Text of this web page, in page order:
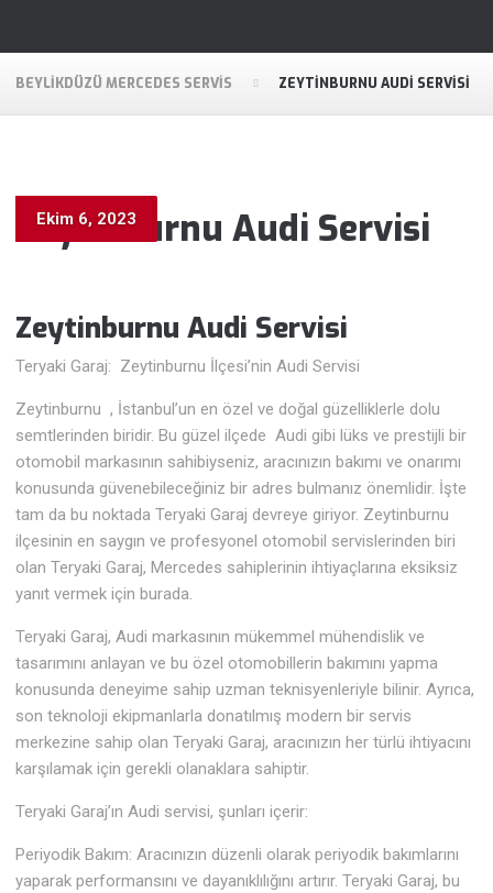
BEYLIKDÜZÜ MERCEDES SERVIS ZEYTINBURNU AUDI SERVISI
Zeytinburnu Audi Servisi
Ekim 6, 2023
Zeytinburnu Audi Servisi
Teryaki Garaj: Zeytinburnu İlçesi’nin Audi Servisi
Zeytinburnu , İstanbul’un en özel ve doğal güzelliklerle dolu
semtlerinden biridir. Bu güzel ilçede Audi gibi lüks ve prestijli bir
otomobil markasının sahibiyseniz, aracınızın bakımı ve onarımı
konusunda güvenebileceğiniz bir adres bulmanız önemlidir. İşte
tam da bu noktada Teryaki Garaj devreye giriyor. Zeytinburnu
ilçesinin en saygın ve profesyonel otomobil servislerinden biri
olan Teryaki Garaj, Mercedes sahiplerinin ihtiyaçlarına eksiksiz
yanıt vermek için burada.
Teryaki Garaj, Audi markasının mükemmel mühendislik ve
tasarımını anlayan ve bu özel otomobillerin bakımını yapma
konusunda deneyime sahip uzman teknisyenleriyle bilinir. Ayrıca,
son teknoloji ekipmanlarla donatılmış modern bir servis
merkezine sahip olan Teryaki Garaj, aracınızın her türlü ihtiyacını
karşılamak için gerekli olanaklara sahiptir.
Teryaki Garaj’ın Audi servisi, şunları içerir:
Periyodik Bakım: Aracınızın düzenli olarak periyodik bakımlarını
yaparak performansını ve dayanıklılığını artırır. Teryaki Garaj, bu